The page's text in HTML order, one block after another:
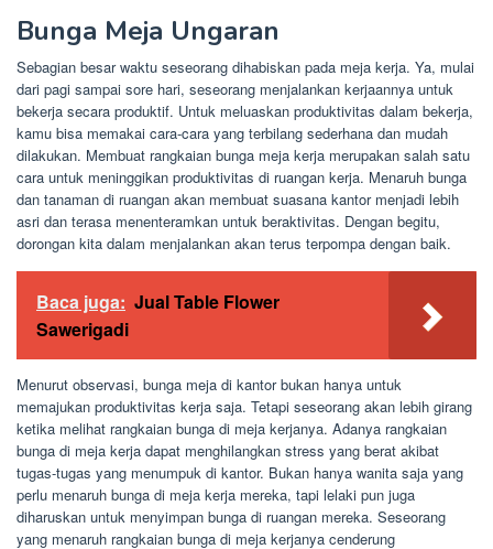
Bunga Meja Ungaran
Sebagian besar waktu seseorang dihabiskan pada meja kerja. Ya, mulai
dari pagi sampai sore hari, seseorang menjalankan kerjaannya untuk
bekerja secara produktif. Untuk meluaskan produktivitas dalam bekerja,
kamu bisa memakai cara-cara yang terbilang sederhana dan mudah
dilakukan. Membuat rangkaian bunga meja kerja merupakan salah satu
cara untuk meninggikan produktivitas di ruangan kerja. Menaruh bunga
dan tanaman di ruangan akan membuat suasana kantor menjadi lebih
asri dan terasa menenteramkan untuk beraktivitas. Dengan begitu,
dorongan kita dalam menjalankan akan terus terpompa dengan baik.
Baca juga: Jual Table Flower
Sawerigadi
Menurut observasi, bunga meja di kantor bukan hanya untuk
memajukan produktivitas kerja saja. Tetapi seseorang akan lebih girang
ketika melihat rangkaian bunga di meja kerjanya. Adanya rangkaian
bunga di meja kerja dapat menghilangkan stress yang berat akibat
tugas-tugas yang menumpuk di kantor. Bukan hanya wanita saja yang
perlu menaruh bunga di meja kerja mereka, tapi lelaki pun juga
diharuskan untuk menyimpan bunga di ruangan mereka. Seseorang
yang menaruh rangkaian bunga di meja kerjanya cenderung